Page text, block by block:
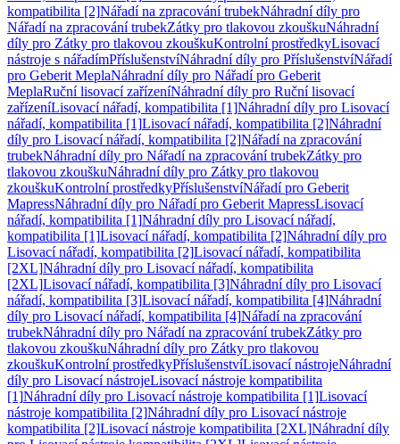
kompatibilita [2]Nářadí na zpracování trubekNáhradní díly pro
Nářadí na zpracování trubekZátky pro tlakovou zkouškuNáhradní
díly pro Zátky pro tlakovou zkouškuKontrolní prostředkyLisovací
nástroje s nářadímPříslušenstvíNáhradní díly pro PříslušenstvíNářadí
pro Geberit MeplaNáhradní díly pro Nářadí pro Geberit
MeplaRuční lisovací zařízeníNáhradní díly pro Ruční lisovací
zařízeníLisovací nářadí, kompatibilita [1]Náhradní díly pro Lisovací
nářadí, kompatibilita [1]Lisovací nářadí, kompatibilita [2]Náhradní
díly pro Lisovací nářadí, kompatibilita [2]Nářadí na zpracování
trubekNáhradní díly pro Nářadí na zpracování trubekZátky pro
tlakovou zkouškuNáhradní díly pro Zátky pro tlakovou
zkouškuKontrolní prostředkyPříslušenstvíNářadí pro Geberit
MapressNáhradní díly pro Nářadí pro Geberit MapressLisovací
nářadí, kompatibilita [1]Náhradní díly pro Lisovací nářadí,
kompatibilita [1]Lisovací nářadí, kompatibilita [2]Náhradní díly pro
Lisovací nářadí, kompatibilita [2]Lisovací nářadí, kompatibilita
[2XL]Náhradní díly pro Lisovací nářadí, kompatibilita
[2XL]Lisovací nářadí, kompatibilita [3]Náhradní díly pro Lisovací
nářadí, kompatibilita [3]Lisovací nářadí, kompatibilita [4]Náhradní
díly pro Lisovací nářadí, kompatibilita [4]Nářadí na zpracování
trubekNáhradní díly pro Nářadí na zpracování trubekZátky pro
tlakovou zkouškuNáhradní díly pro Zátky pro tlakovou
zkouškuKontrolní prostředkyPříslušenstvíLisovací nástrojeNáhradní
díly pro Lisovací nástrojeLisovací nástroje kompatibilita
[1]Náhradní díly pro Lisovací nástroje kompatibilita [1]Lisovací
nástroje kompatibilita [2]Náhradní díly pro Lisovací nástroje
kompatibilita [2]Lisovací nástroje kompatibilita [2XL]Náhradní díly